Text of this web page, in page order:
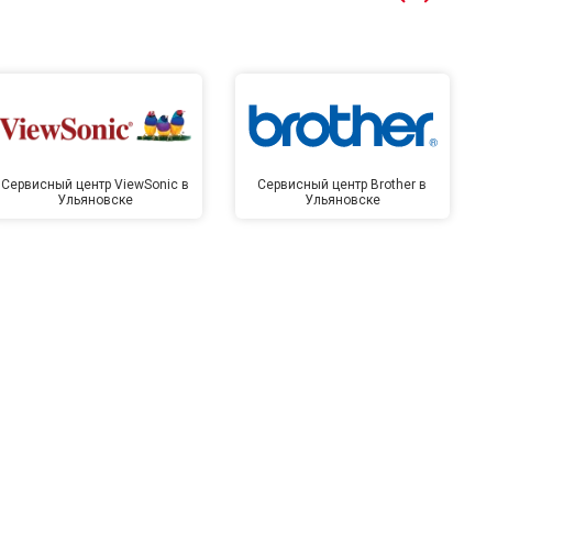
Сервисный центр ViewSonic в
Ульяновске
Сервисный центр Brother в
Ульяновске